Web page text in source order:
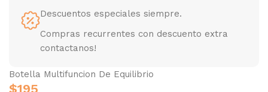
Descuentos especiales siempre.
Compras recurrentes con descuento extra
contactanos!
Botella Multifuncion De Equilibrio
$195